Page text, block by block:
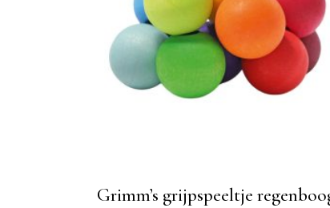
Grimm’s grijpspeeltje